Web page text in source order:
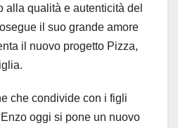
alla qualità e autenticità del
il suo grande amore
il nuovo progetto Pizza,
che condivide con i figli
oggi si pone un nuovo